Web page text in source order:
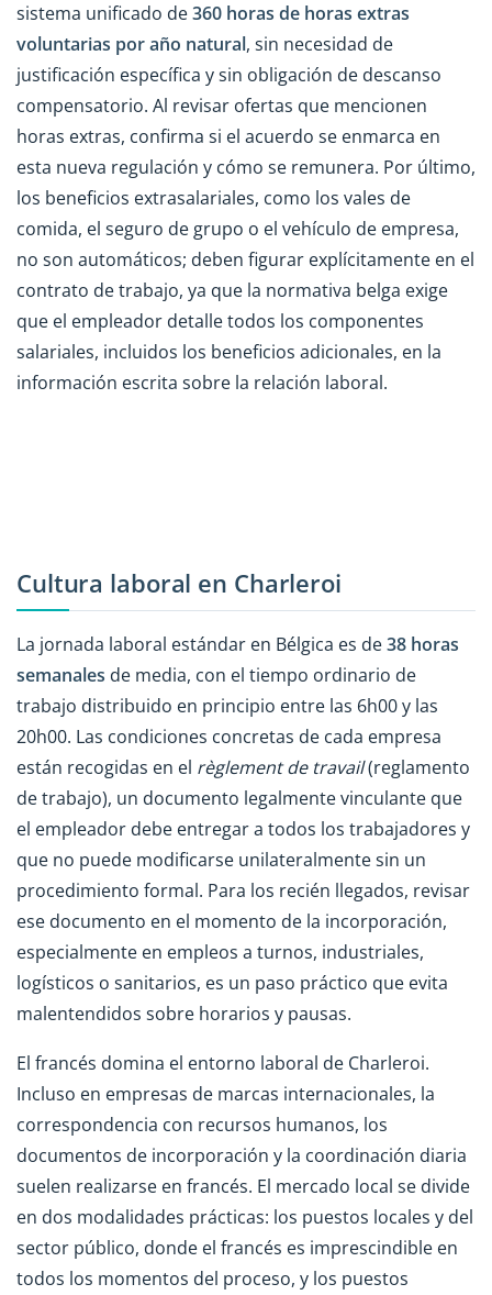
sistema unificado de360 horas de horas extras
voluntarias por año natural, sin necesidad de
justificación específica y sin obligación de descanso
compensatorio. Al revisar ofertas que mencionen
horas extras, confirma si el acuerdo se enmarca en
esta nueva regulación y cómo se remunera. Por último,
los beneficios extrasalariales, como los vales de
comida, el seguro de grupo o el vehículo de empresa,
no son automáticos; deben figurar explícitamente en el
contrato de trabajo, ya que la normativa belga exige
que el empleador detalle todos los componentes
salariales, incluidos los beneficios adicionales, en la
información escrita sobre la relación laboral.
Cultura laboral en Charleroi
La jornada laboral estándar en Bélgica es de38 horas
semanales de media, con el tiempo ordinario de
trabajo distribuido en principio entre las 6h00 y las
20h00. Las condiciones concretas de cada empresa
están recogidas en el règlement de travail(reglamento
de trabajo), un documento legalmente vinculante que
el empleador debe entregar a todos los trabajadores y
que no puede modificarse unilateralmente sin un
procedimiento formal. Para los recién llegados, revisar
ese documento en el momento de la incorporación,
especialmente en empleos a turnos, industriales,
logísticos o sanitarios, es un paso práctico que evita
malentendidos sobre horarios y pausas.
El francés domina el entorno laboral de Charleroi.
Incluso en empresas de marcas internacionales, la
correspondencia con recursos humanos, los
documentos de incorporación y la coordinación diaria
suelen realizarse en francés. El mercado local se divide
en dos modalidades prácticas: los puestos locales y del
sector público, donde el francés es imprescindible en
todos los momentos del proceso, y los puestos